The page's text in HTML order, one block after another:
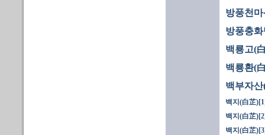
방풍천
방풍충
백룡고(
백룡환(
백부자
백지(白芷
백지(白芷
백지(白芷